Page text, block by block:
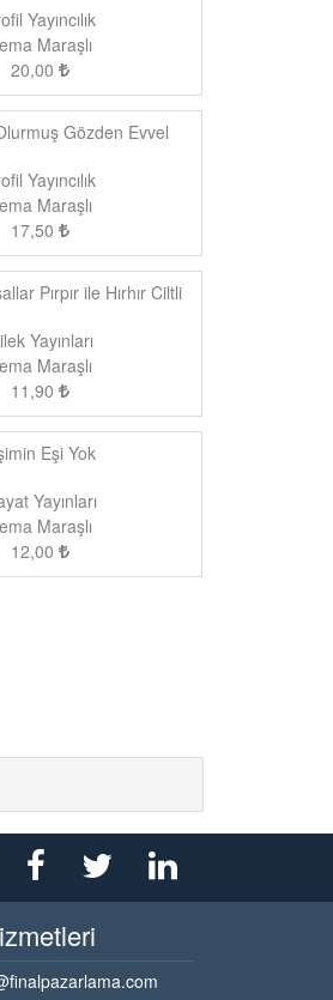
Yayıncılık
Maraşlı
20,00
Gözden Evvel
Yayıncılık
Maraşlı
17,50
Pırpır ile Hırhır Ciltli
Yayınları
Maraşlı
11,90
Eşi Yok
Yayınları
Maraşlı
12,00